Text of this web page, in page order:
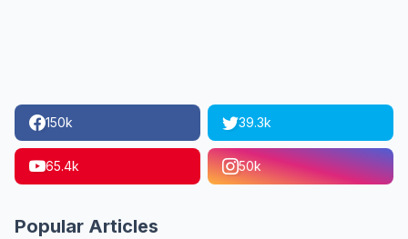
150k 39.3k
65.4k 50k
Popular Articles